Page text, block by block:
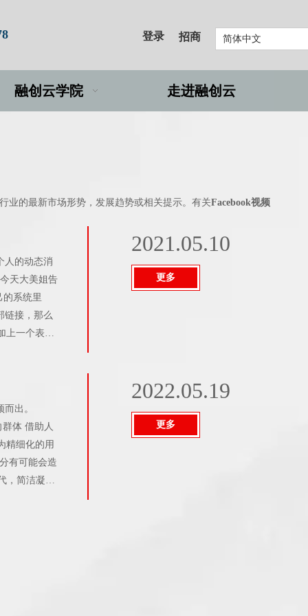
登录 招商 简体中文
融创云学院 走进融创云
业的最新市场形势，发展趋势或相关提示。有关Facebook视频
人的动态消
天大美姐告
的系统里
链接，那么
上一个表
2021.05.10
更多
出。
体 借助人
精细化的用
有可能会造
简洁凝练
2022.05.19
更多